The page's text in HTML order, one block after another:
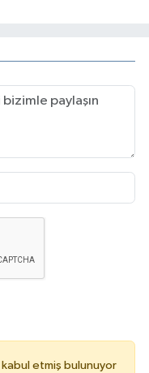
kabul etmiş bulunuyor